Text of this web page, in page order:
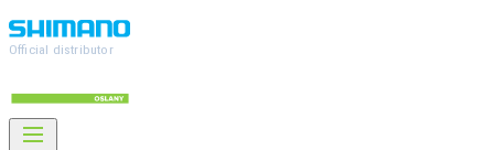
Official distributor